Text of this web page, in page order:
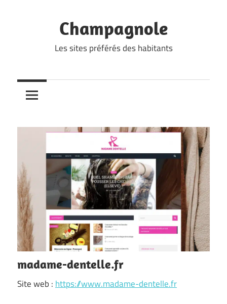
Champagnole
Les sites préférés des habitants
madame-dentelle.fr
Site web : https://www.madame-dentelle.fr